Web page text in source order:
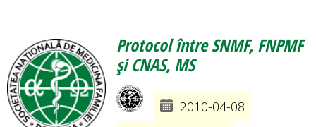
Protocol între SNMF, FNPMF
şi CNAS, MS
2010-04-08